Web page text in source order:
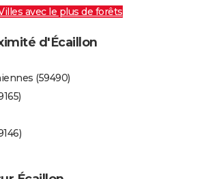
avec le plus de forêts
d'Écaillon
(59490)